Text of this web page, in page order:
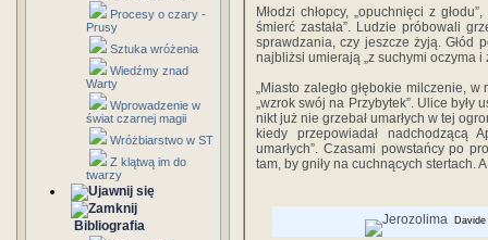
Procesy o czary -
Prusy
Sztuka wróżenia
Wiedźmy znad
Warty
Wprowadzenie w
świat czarnej magii
Wróżbiarstwo w ST
Z klątwą im do
twarzy
Bibliografia
Młodzi chłopcy, „opuchnięci z
śmierć zastała”. Ludzie próbowali
sprawdzania, czy jeszcze żyją. Głód
najbliżsi umierają „z suchymi oczyma i
„Miasto zaległo głębokie milczenie,
„wzrok swój na Przybytek”. Ulice były
nikt już nie grzebał umarłych w tej
kiedy przepowiadał nadchodzącą
umarłych”. Czasami powstańcy po
tam, by gniły na cuchnących stertach.